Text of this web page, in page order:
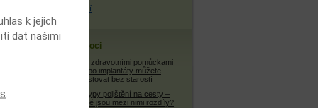
více informací
Cestovní nemoci
Se zdravotními pomůckami
nebo implantáty můžete
cestovat bez starostí
4 typy pojištění na cesty –
jaké jsou mezi nimi rozdíly?
k jejich
dat našimi